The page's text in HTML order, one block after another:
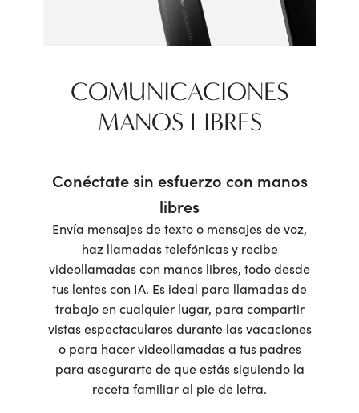
COMUNICACIONES
MANOS LIBRES
Conéctate sin esfuerzo con manos
libres
Envía mensajes de texto o mensajes de voz,
haz llamadas telefónicas y recibe
videollamadas con manos libres, todo desde
tus lentes con IA. Es ideal para llamadas de
trabajo en cualquier lugar, para compartir
vistas espectaculares durante las vacaciones
o para hacer videollamadas a tus padres
para asegurarte de que estás siguiendo la
receta familiar al pie de letra.